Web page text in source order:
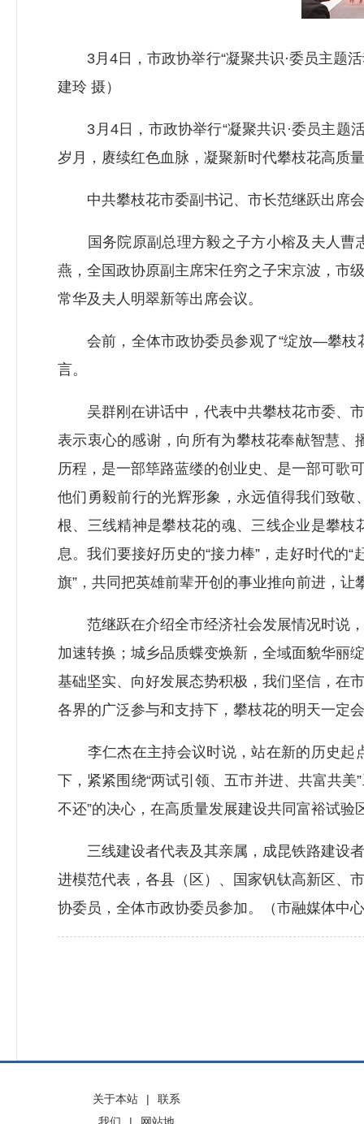
3月4日，市政协举行“凝聚共识·委员主题活
建玲 摄）
3月4日，市政协举行“凝聚共识·委员主题
岁月，赓续红色血脉，凝聚新时代攀枝花高质
中共攀枝花市委副书记、市长范继跃出席会
国务院原副总理方毅之子方小榕及夫人曹
燕，全国政协原副主席宋任穷之子宋京波，市
常华及夫人明翠新等出席会议。
会前，全体市政协委员参观了“绽放—攀枝
言。
吴群刚在讲话中，代表中共攀枝花市委、市
表示衷心的感谢，向所有为攀枝花奉献智慧
历程，是一部筚路蓝缕的创业史、是一部可歌
他们勇毅前行的光辉形象，永远值得我们致
根、三线精神是攀枝花的魂、三线企业是攀
息。我们要接好历史的“接力棒”，走好时代的
旗”，共同把英雄前辈开创的事业推向前进，
范继跃在介绍全市经济社会发展情况时说，
加速转换；城乡品质蝶变焕新，全域面貌华丽
基础坚实、向好发展态势积极，我们坚信，在
各界的广泛参与和支持下，攀枝花的明天一定
李仁杰在主持会议时说，站在新的历史起
下，紧紧围绕“两试引领、五市并进、共富共
不还”的决心，在高质量发展建设共同富裕试
三线建设者代表及其亲属，成昆铁路建设者
进模范代表，各县（区）、国家钒钛高新区、
协委员，全体市政协委员参加。（市融媒体中
关于本站 |
联系